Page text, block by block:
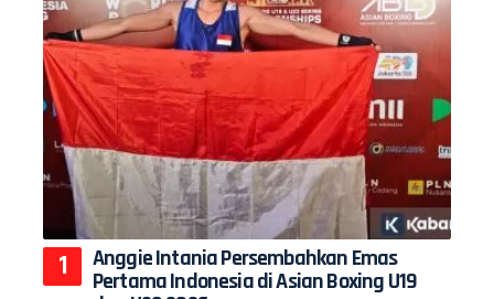
Anggie Intania Persembahkan Emas
Pertama Indonesia di Asian Boxing U19